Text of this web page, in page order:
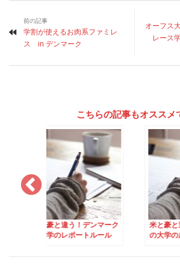
前の記事
学割が使えるお肉系ファミレ
ス in デンマーク
オーフス
レース
こちらの記事もオススメ
う！デンマーク
米と豪と違う？デンマーク
の大学の成績/採点